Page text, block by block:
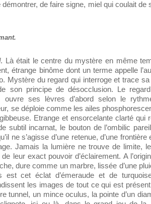
de faire signe, miel qui coulait de
. Là était le centre du mystère en même
étrange binôme dont un terme appelle
Mystère du regard qui interroge et trace
son principe de désocclusion. Le
ouvre ses lèvres d’abord selon le
se déploie comme les ailes
gibbeuse. Etrange et ensorcelante clarté qui
subtil incarnat, le bouton de l’ombilic
ne s’agisse d’une retenue, d’une
Jamais la lumière ne trouve de limite,
leur exact pouvoir d’éclairement. A
dure comme un marbre, lissée d’une
est cet éclat d’émeraude et de
les images de tout ce qui est
tunnel, un mince oculus, la pointe d’un